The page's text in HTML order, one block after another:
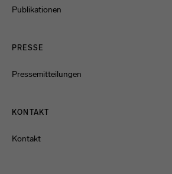
Publikationen
PRESSE
Pressemitteilungen
KONTAKT
Kontakt